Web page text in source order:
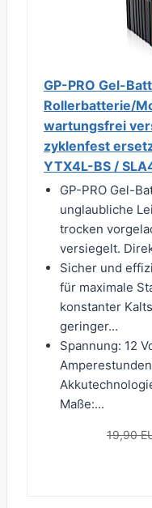
GP-PRO Gel-
Rollerbatterie/
wartungsfrei
zyklenfest
YTX4L-BS /
GP-PRO Gel-
unglaubliche
trocken
versiegelt.
Sicher und
für maximale
konstanter
geringer...
Spannung: 12
Maße:...
19,90